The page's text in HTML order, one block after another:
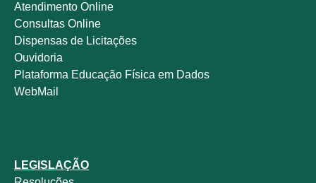
Atendimento Online
Consultas Online
Dispensas de Licitações
Ouvidoria
Plataforma Educação Física em Dados
WebMail
LEGISLAÇÃO